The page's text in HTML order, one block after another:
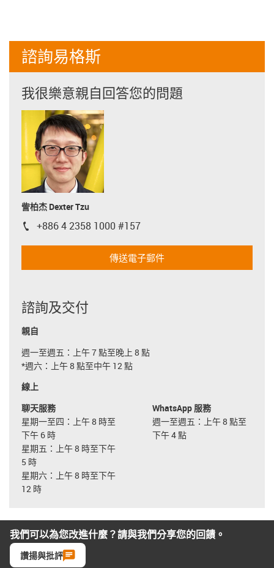
諮詢易格斯
我很樂意親自回答您的問題
訾柏杰 Dexter Tzu
igus-icon-phone
+886 4 2358 1000 #157
傳送電子郵件
諮詢及交付
親自
週一至週五：上午 7 點至晚上 8 點
*週六：上午 8 點至中午 12 點
線上
聊天服務
星期一至四：上午 8 時至
下午 6 時
星期五：上午 8 時至下午
5 時
星期六：上午 8 時至下午
12 時
WhatsApp 服務
週一至週五：上午 8 點至
下午 4 點
我們可以為您改進什麼？請與我們分享您的回饋。
讚揚與批評